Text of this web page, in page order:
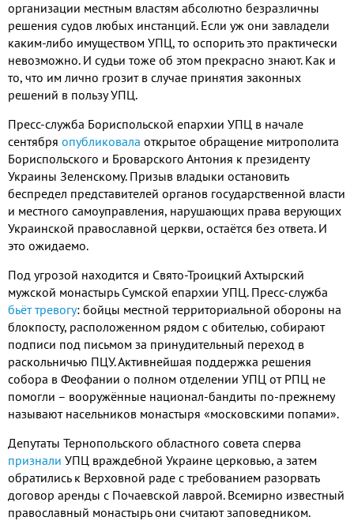
организации местным властям абсолютно безразличны
решения судов любых инстанций. Если уж они завладели
каким-либо имуществом УПЦ, то оспорить это практически
невозможно. И судьи тоже об этом прекрасно знают. Как и
то, что им лично грозит в случае принятия законных
решений в пользу УПЦ.
Пресс-служба Бориспольской епархии УПЦ в начале
сентября опубликовала открытое обращение митрополита
Бориспольского и Броварского Антония к президенту
Украины Зеленскому. Призыв владыки остановить
беспредел представителей органов государственной власти
и местного самоуправления, нарушающих права верующих
Украинской православной церкви, остаётся без ответа. И
это ожидаемо.
Под угрозой находится и Свято-Троицкий Ахтырский
мужской монастырь Сумской епархии УПЦ. Пресс-служба
бьёт тревогу: бойцы местной территориальной обороны на
блокпосту, расположенном рядом с обителью, собирают
подписи под письмом за принудительный переход в
раскольничью ПЦУ. Активнейшая поддержка решения
собора в Феофании о полном отделении УПЦ от РПЦ не
помогли – вооружённые национал-бандиты по-прежнему
называют насельников монастыря «московскими попами».
Депутаты Тернопольского областного совета сперва
признали УПЦ враждебной Украине церковью, а затем
обратились к Верховной раде с требованием разорвать
договор аренды с Почаевской лаврой. Всемирно известный
православный монастырь они считают заповедником.